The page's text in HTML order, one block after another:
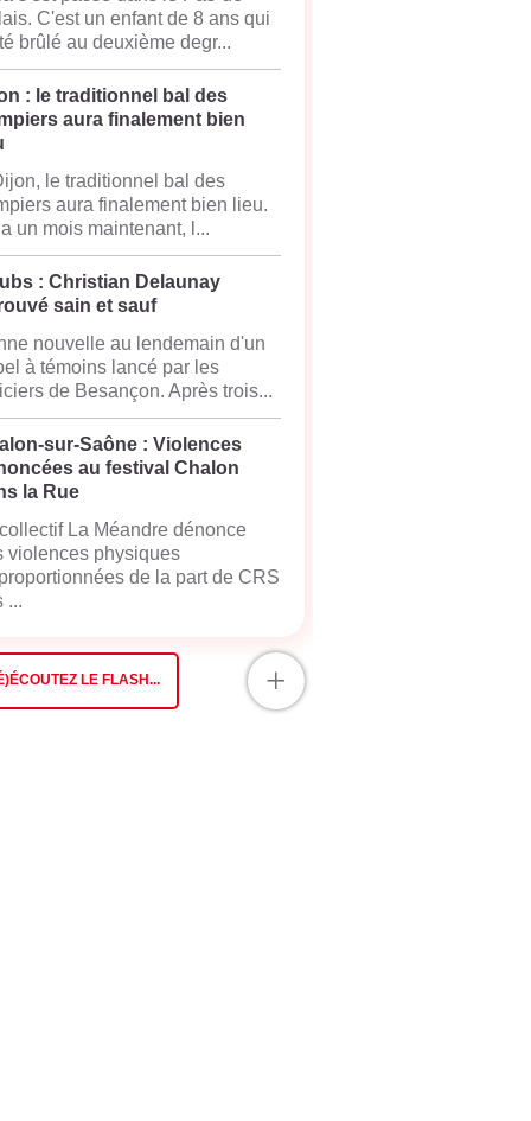
C'est un enfant de 8 ans qui
brûlé au deuxième degr...
: le traditionnel bal des
aura finalement bien
le traditionnel bal des
aura finalement bien lieu.
a un mois maintenant, l...
: Christian Delaunay
sain et sauf
nouvelle au lendemain d'un
à témoins lancé par les
de Besançon. Après trois...
sur-Saône : Violences
au festival Chalon
la Rue
La Méandre dénonce
violences physiques
de la part de CRS
...
LE FLASH... +